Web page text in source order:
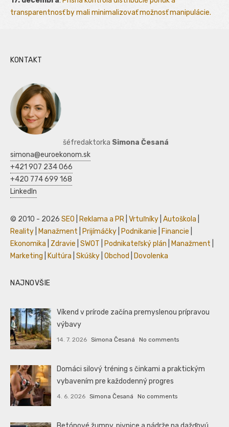
transparentnosť by mali minimalizovať možnosť manipulácie.
KONTAKT
šéfredaktorka Simona Česaná
simona@euroekonom.sk
+421 907 234 066
+420 774 699 168
LinkedIn
© 2010 - 2026 SEO Reklama a PR Vrtuľníky Autoškola
Reality
Manažment Prijímáčky Podnikanie Financie
Ekonomika
Zdravie SWOT Podnikateľský plán Manažment
Marketing
Kultúra Skúšky Obchod Dovolenka
NAJNOVŠIE
Víkend v prírode začína premyslenou prípravou
výbavy
14. 7. 2026 Simona Česaná No comments
Domáci silový tréning s činkami a praktickým
vybavením pre každodenný progres
4. 6. 2026 Simona Česaná No comments